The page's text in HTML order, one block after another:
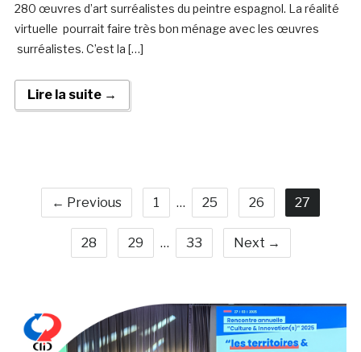
280 œuvres d’art surréalistes du peintre espagnol. La réalité
virtuelle pourrait faire très bon ménage avec les œuvres
surréalistes. C’est la […]
Lire la suite →
← Previous 1 … 25 26 27
28 29 … 33 Next →